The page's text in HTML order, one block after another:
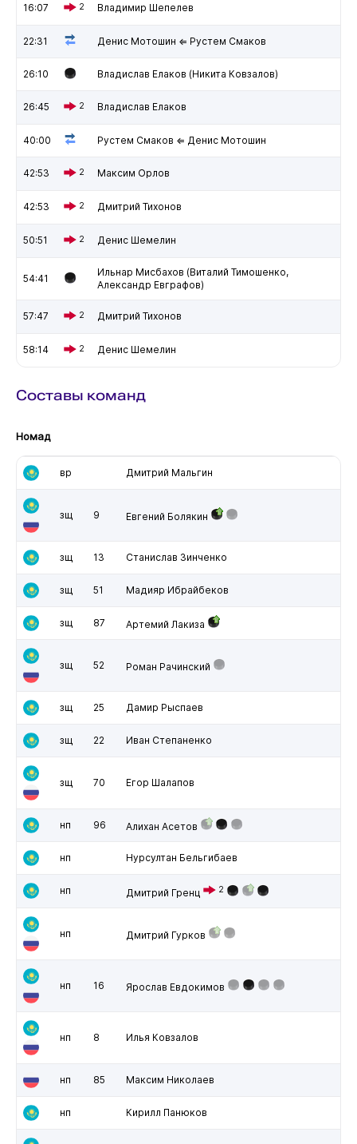
16:07 2 Владимир Шепелев
22:31 Денис Мотошин ⇐ Рустем Смаков
26:10 Владислав Елаков (Никита Ковзалов)
26:45 2 Владислав Елаков
40:00 Рустем Смаков ⇐ Денис Мотошин
42:53 2 Максим Орлов
42:53 2 Дмитрий Тихонов
50:51 2 Денис Шемелин
54:41
Ильнар Мисбахов (Виталий Тимошенко,
Александр Евграфов)
57:47 2 Дмитрий Тихонов
58:14 2 Денис Шемелин
Составы команд
Номад
вр Дмитрий Мальгин
зщ 9 Евгений Болякин
зщ 13 Станислав Зинченко
зщ 51 Мадияр Ибрайбеков
зщ 87 Артемий Лакиза
зщ 52 Роман Рачинский
зщ 25 Дамир Рыспаев
зщ 22 Иван Степаненко
зщ 70 Егор Шалапов
нп 96 Алихан Асетов
нп Нурсултан Бельгибаев
нп Дмитрий Гренц 2
нп Дмитрий Гурков
нп 16 Ярослав Евдокимов
нп 8 Илья Ковзалов
нп 85 Максим Николаев
нп Кирилл Панюков